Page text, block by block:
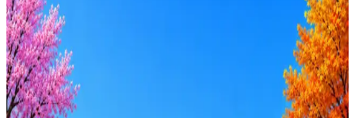
Будьте осторожны: если работодатель просит войти через
Google, iCloud или Госуслуги, прислать код или пароль,
запустить ПО или перевести деньги — это мошенники.